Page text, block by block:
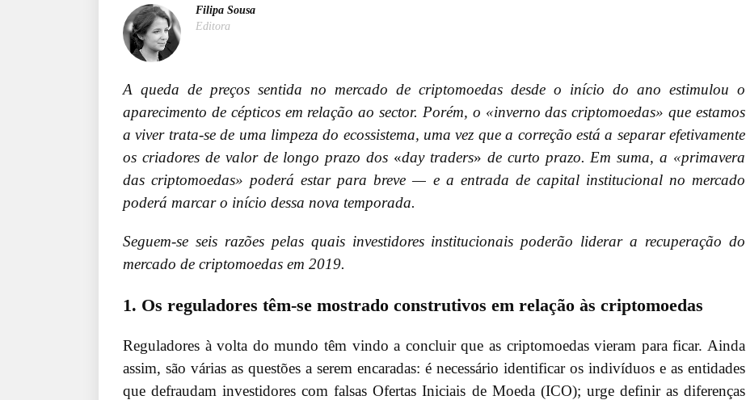
Filipa Sousa
Editora
A queda de preços sentida no mercado de criptomoedas desde o início do ano estimulou o
aparecimento de cépticos em relação ao sector. Porém, o «inverno das criptomoedas» que estamos
a viver trata-se de uma limpeza do ecossistema, uma vez que a correção está a separar efetivamente
os criadores de valor de longo prazo dos «day traders» de curto prazo. Em suma, a «primavera
das criptomoedas» poderá estar para breve — e a entrada de capital institucional no mercado
poderá marcar o início dessa nova temporada.
Seguem-se seis razões pelas quais investidores institucionais poderão liderar a recuperação do
mercado de criptomoedas em 2019.
1. Os reguladores têm-se mostrado construtivos em relação às criptomoedas
Reguladores à volta do mundo têm vindo a concluir que as criptomoedas vieram para ficar. Ainda
assim, são várias as questões a serem encaradas: é necessário identificar os indivíduos e as entidades
que defraudam investidores com falsas Ofertas Iniciais de Moeda (ICO); urge definir as diferenças